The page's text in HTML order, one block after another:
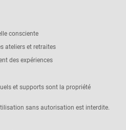
consciente
ateliers et retraites
des expériences
et supports sont la propriété
sans autorisation est interdite.